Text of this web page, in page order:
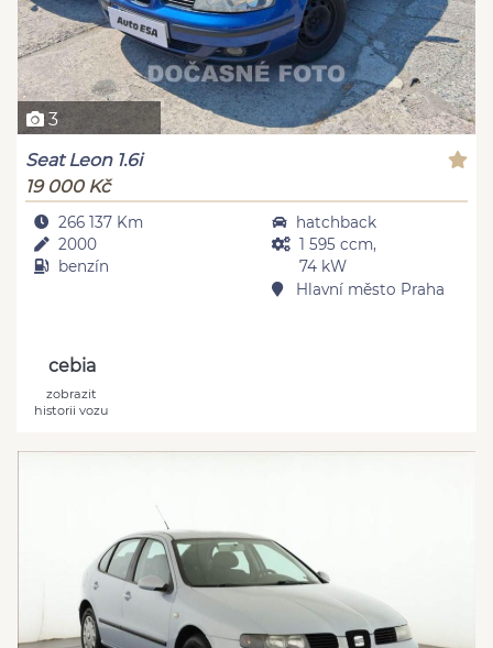
3
Seat Leon 1.6i
19 000 Kč
266 137 Km
2000
benzín
hatchback
1 595 ccm,
74 kW
Hlavní město Praha
cebia
zobrazit
historii vozu